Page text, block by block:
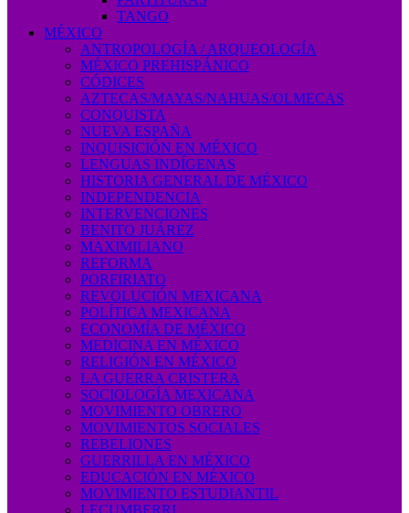
TANGO
MÉXICO
ANTROPOLOGÍA / ARQUEOLOGÍA
MÉXICO PREHISPÁNICO
CÓDICES
AZTECAS/MAYAS/NAHUAS/OLMECAS
CONQUISTA
NUEVA ESPAÑA
INQUISICIÓN EN MÉXICO
LENGUAS INDÍGENAS
HISTORIA GENERAL DE MÉXICO
INDEPENDENCIA
INTERVENCIONES
BENITO JUÁREZ
MAXIMILIANO
REFORMA
PORFIRIATO
REVOLUCIÓN MEXICANA
POLÍTICA MEXICANA
ECONOMÍA DE MÉXICO
MEDICINA EN MÉXICO
RELIGIÓN EN MÉXICO
LA GUERRA CRISTERA
SOCIOLOGÍA MEXICANA
MOVIMIENTO OBRERO
MOVIMIENTOS SOCIALES
REBELIONES
GUERRILLA EN MÉXICO
EDUCACIÓN EN MÉXICO
MOVIMIENTO ESTUDIANTIL
LECUMBERRI